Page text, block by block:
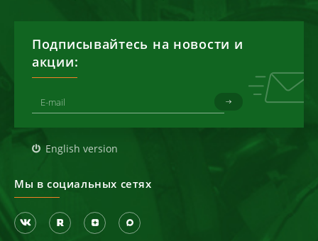
Подписывайтесь на новости и
акции:
English version
Мы в социальных сетях